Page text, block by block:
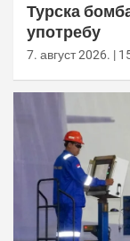
Турска
употребу
7. август 2026. |